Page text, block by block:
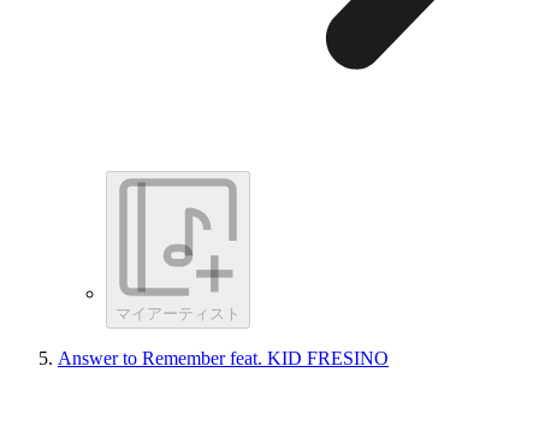
マイアーティスト
Answer to Remember feat. KID FRESINO